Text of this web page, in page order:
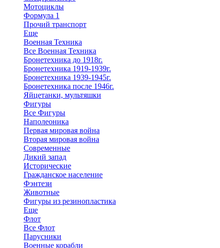
Мотоциклы
Формула 1
Прочий транспорт
Еще
Военная Техника
Все Военная Техника
Бронетехника до 1918г.
Бронетехника 1919-1939г.
Бронетехника 1939-1945г.
Бронетехника после 1946г.
Яйцетанки, мультяшки
Фигуры
Все Фигуры
Наполеоника
Первая мировая война
Вторая мировая война
Современные
Дикий запад
Исторические
Гражданское население
Фэнтези
Животные
Фигуры из резинопластика
Еще
Флот
Все Флот
Парусники
Военные корабли